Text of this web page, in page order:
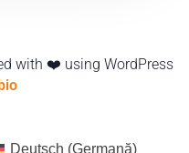
with ❤️ using WordPress
Deutsch (Germană)